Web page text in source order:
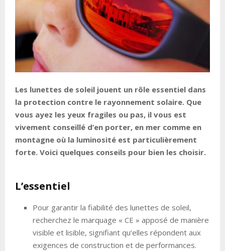
Les lunettes de soleil jouent un rôle essentiel dans
la protection contre le rayonnement solaire. Que
vous ayez les yeux fragiles ou pas, il vous est
vivement conseillé d’en porter, en mer comme en
montagne où la luminosité est particulièrement
forte. Voici quelques conseils pour bien les choisir.
L’essentiel
Pour garantir la fiabilité des lunettes de soleil,
recherchez le marquage « CE » apposé de manière
visible et lisible, signifiant qu’elles répondent aux
exigences de construction et de performances.